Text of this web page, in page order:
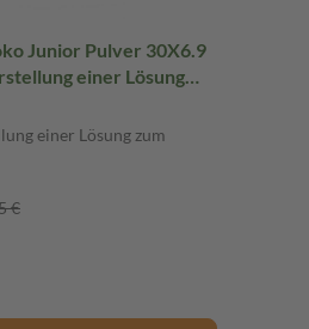
Junior Pulver 30X6.9
einer Lösung
einer Lösung zum
€